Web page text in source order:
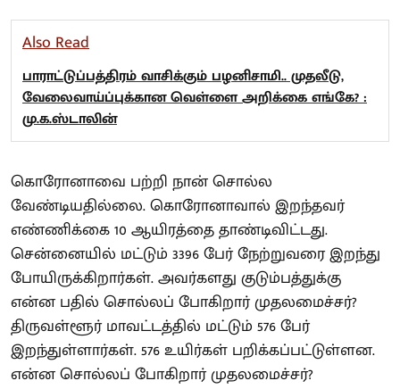
Also Read
பாராட்டுப்பத்திரம் வாசிக்கும் பழனிசாமி.. முதலீடு,
வேலைவாய்ப்புக்கான வெள்ளை அறிக்கை எங்கே? :
மு.க.ஸ்டாலின்
கொரோனாவை பற்றி நான் சொல்ல
வேண்டியதில்லை. கொரோனாவால் இறந்தவர்
எண்ணிக்கை 10 ஆயிரத்தை தாண்டிவிட்டது.
சென்னையில் மட்டும் 3396 பேர் நேற்றுவரை இறந்து
போயிருக்கிறார்கள். அவர்களது குடும்பத்துக்கு
என்ன பதில் சொல்லப் போகிறார் முதலமைச்சர்?
திருவள்ளூர் மாவட்டத்தில் மட்டும் 576 பேர்
இறந்துள்ளார்கள். 576 உயிர்கள் பறிக்கப்பட்டுள்ளன.
என்ன சொல்லப் போகிறார் முதலமைச்சர்?